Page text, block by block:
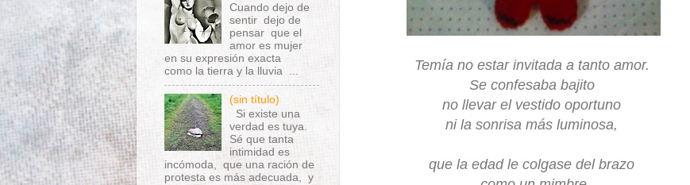
Temía no estar invitada a tanto amor.
Se confesaba bajito
no llevar el vestido oportuno
ni la sonrisa más luminosa,
que la edad le colgase del brazo
Cuando dejo de
sentir dejo de
pensar que el
amor es mujer
en su expresión exacta
como la tierra y la lluvia ...
(sin título)
Si existe una
verdad es tuya.
Sé que tanta
intimidad es
incómoda, que una ración de
protesta es más adecuada, y